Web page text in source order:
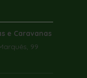
e Caravanas
99